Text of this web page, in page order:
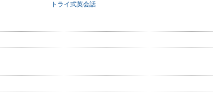
トライ式英会話